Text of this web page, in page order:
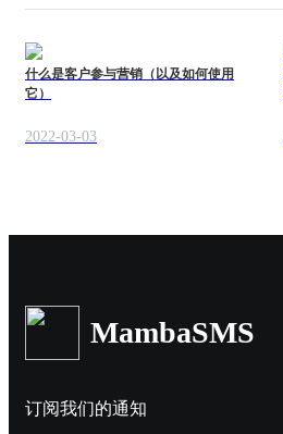
什么是客户参与营销（以及如何使用
它）
2022-03-03
MambaSMS
订阅我们的通知